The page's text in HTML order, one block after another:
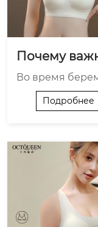
Почему
понимать
ицу?
Во время
ности и
кармливания
Многие мамы
чают, что
бюстгальтер
ится
е обеспечивает
Подробнее